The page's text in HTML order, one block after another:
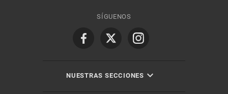
SÍGUENOS
NUESTRAS SECCIONES